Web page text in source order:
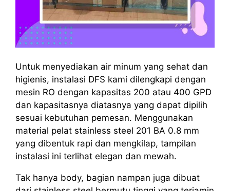
Untuk menyediakan air minum yang sehat dan
higienis, instalasi DFS kami dilengkapi dengan
mesin RO dengan kapasitas 200 atau 400 GPD
dan kapasitasnya diatasnya yang dapat dipilih
sesuai kebutuhan pemesan. Menggunakan
material pelat stainless steel 201 BA 0.8 mm
yang dibentuk rapi dan mengkilap, tampilan
instalasi ini terlihat elegan dan mewah.
Tak hanya body, bagian nampan juga dibuat